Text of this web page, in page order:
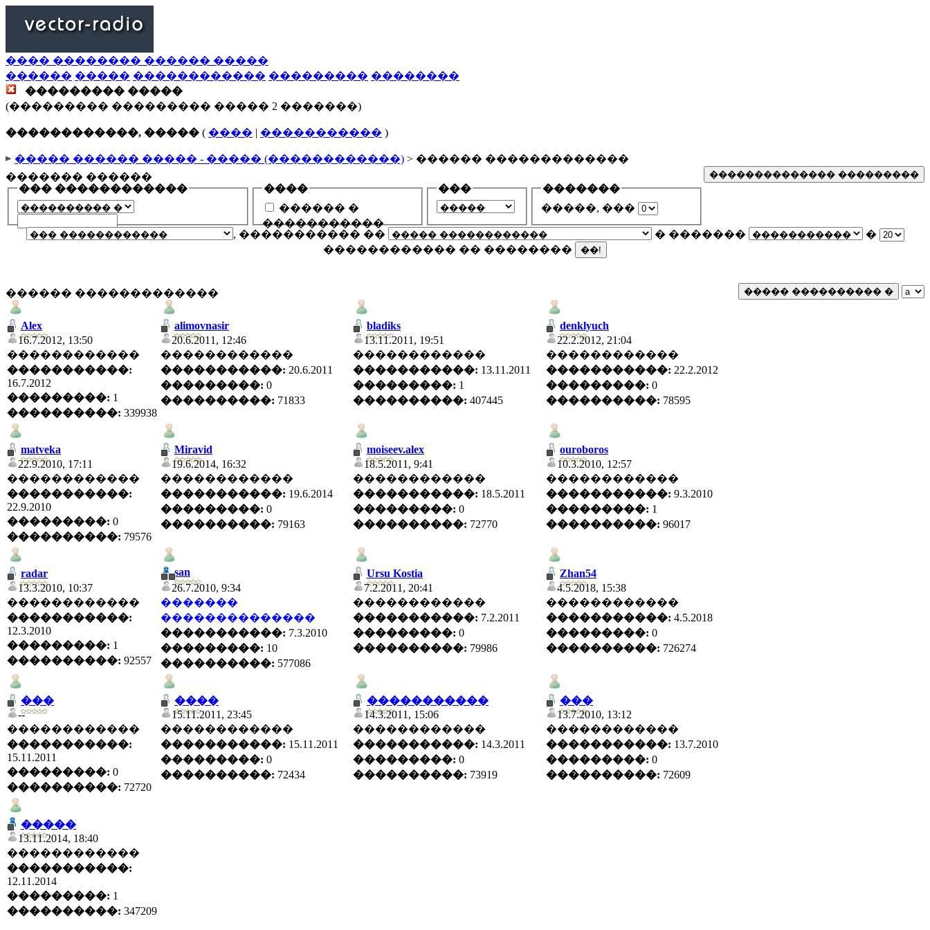
���� �������� ������ �����
������ ����� ������������ ��������� ��������
��������� �����
(��������� ��������� ����� 2 �������)
������������, ����� ( ���� | ����������� )
����� ������ ����� - ����� (������������) > ������ �������������
������� ������
��� ������������
����
������ �
�����������
���
�������
�����, ���
, ����������� �� � �������
�
������������ �� ��������
������ �������������
Alex
16.7.2012, 13:50
������������
�����������:
16.7.2012
���������: 1
����������: 339938
alimovnasir
20.6.2011, 12:46
������������
�����������: 20.6.2011
���������: 0
����������: 71833
bladiks
13.11.2011, 19:51
������������
�����������: 13.11.2011
���������: 1
����������: 407445
denklyuch
22.2.2012, 21:04
������������
�����������: 22.2.2012
���������: 0
����������: 78595
matveka
22.9.2010, 17:11
������������
�����������:
22.9.2010
���������: 0
����������: 79576
Miravid
19.6.2014, 16:32
������������
�����������: 19.6.2014
���������: 0
����������: 79163
moiseev.alex
18.5.2011, 9:41
������������
�����������: 18.5.2011
���������: 0
����������: 72770
ouroboros
10.3.2010, 12:57
������������
�����������: 9.3.2010
���������: 1
����������: 96017
radar
13.3.2010, 10:37
������������
�����������:
12.3.2010
���������: 1
����������: 92557
san
26.7.2010, 9:34
�������
��������������
�����������: 7.3.2010
���������: 10
����������: 577086
Ursu Kostia
7.2.2011, 20:41
������������
�����������: 7.2.2011
���������: 0
����������: 79986
Zhan54
4.5.2018, 15:38
������������
�����������: 4.5.2018
���������: 0
����������: 726274
���
--
������������
�����������:
15.11.2011
���������: 0
����������: 72720
����
15.11.2011, 23:45
������������
�����������: 15.11.2011
���������: 0
����������: 72434
�����������
14.3.2011, 15:06
������������
�����������: 14.3.2011
���������: 0
����������: 73919
���
13.7.2010, 13:12
������������
�����������: 13.7.2010
���������: 0
����������: 72609
�����
13.11.2014, 18:40
������������
�����������:
12.11.2014
���������: 1
����������: 347209